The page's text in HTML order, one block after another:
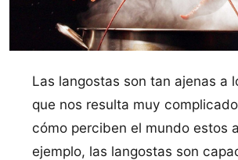
Las langostas son tan ajenas a
que nos resulta muy
cómo perciben el mundo estos
ejemplo, las langostas son